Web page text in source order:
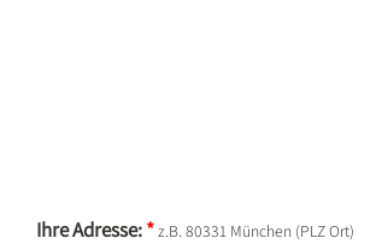
Ihre Adresse:*z.B. 80331 München (PLZ Ort)